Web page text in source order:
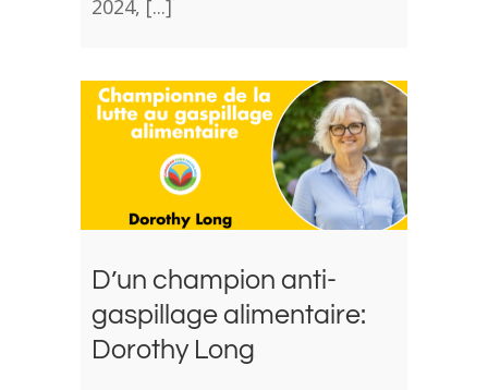
2024, [...]
D’un champion anti-
gaspillage alimentaire:
Dorothy Long